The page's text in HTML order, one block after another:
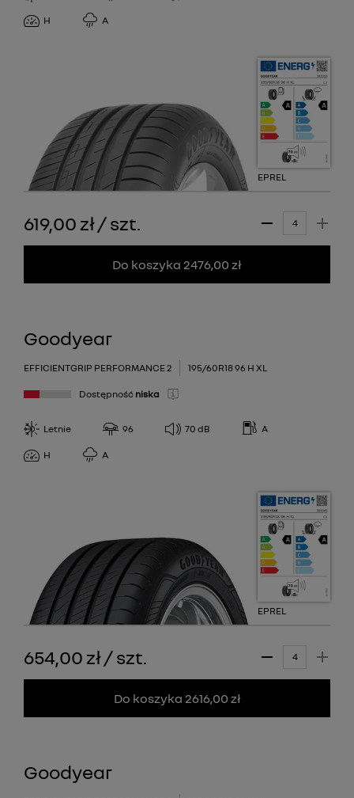
H A
EPREL
619,00 zł/szt.
Do koszyka 2476,00 zł
Goodyear
EFFICIENTGRIP PERFORMANCE 2 195/60R18 96 H XL
Dostępność niska
Letnie 96 70 dB A
H A
EPREL
654,00 zł/szt.
Do koszyka 2616,00 zł
Goodyear